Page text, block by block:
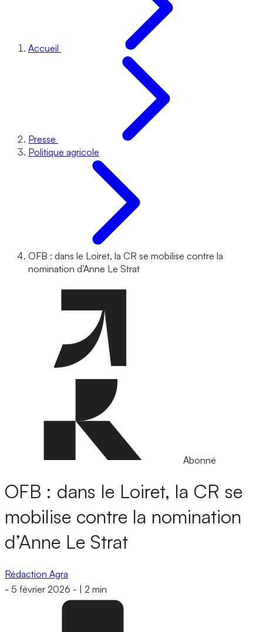
Accueil
Presse
Politique agricole
OFB : dans le Loiret, la CR se mobilise contre la
nomination d’Anne Le Strat
Abonné
OFB : dans le Loiret, la CR se
mobilise contre la nomination
d’Anne Le Strat
Rédaction Agra
- 5 février 2026 - 2 min